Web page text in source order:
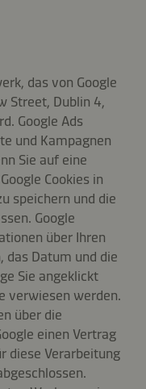
das von Google
Street, Dublin 4,
Google Ads
und Kampagnen
Sie auf eine
Cookies in
speichern und die
Google
über Ihren
das Datum und die
Sie angeklickt
verwiesen werden.
über die
einen Vertrag
diese Verarbeitung